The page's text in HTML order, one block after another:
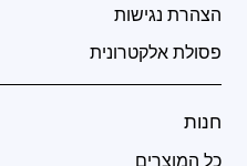
הצהרת נגישות
פסולת אלקטרונית
חנות
כל המוצרים